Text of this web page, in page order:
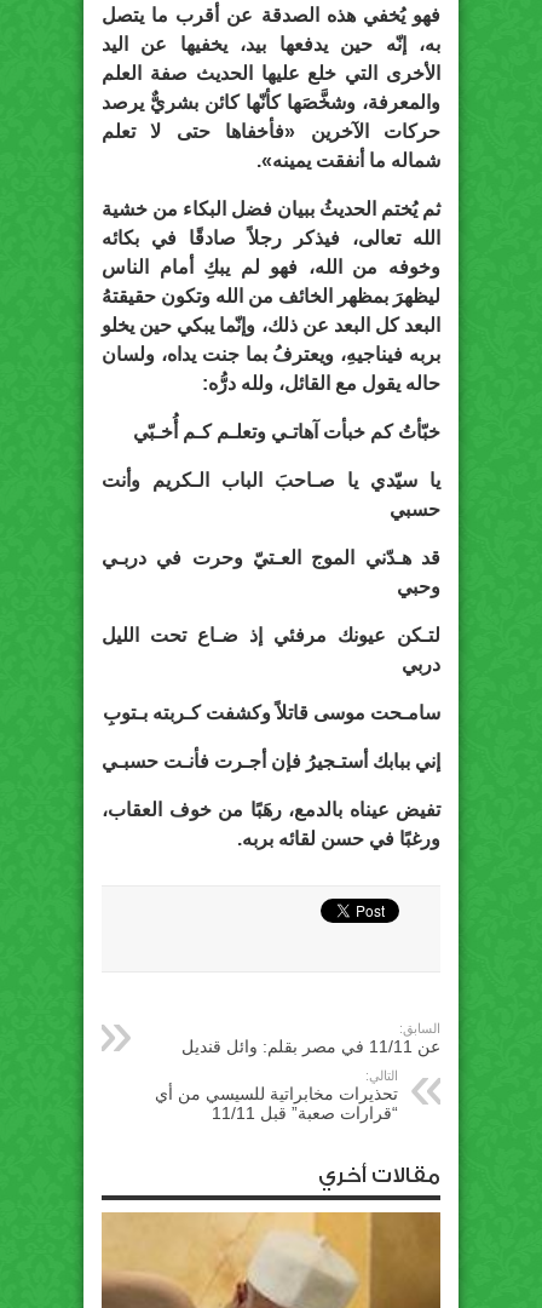
فهو يُخفي هذه الصدقة عن أقرب ما يتصل
به، إنّه حين يدفعها بيد، يخفيها عن اليد
الأخرى التي خلع عليها الحديث صفة العلم
والمعرفة، وشخَّصَها كأنّها كائن بشريٌّ يرصد
حركات الآخرين «فأخفاها حتى لا تعلم
شماله ما أنفقت يمينه».
ثم يُختم الحديثُ ببيان فضل البكاء من خشية
الله تعالى، فيذكر رجلاً صادقًا في بكائه
وخوفه من الله، فهو لم يبكِ أمام الناس
ليظهرَ بمظهر الخائف من الله وتكون حقيقتهُ
البعد كل البعد عن ذلك، وإنّما يبكي حين يخلو
بربه فيناجيهِ، ويعترفُ بما جنت يداه، ولسان
حاله يقول مع القائل، ولله درُّه:
خبّأتُ كم خبأت آهاتـي وتعلـم كـم أُخـبّي
يا سيّدي يا صـاحبَ الباب الـكريم وأنت
حسبي
قد هـدّني الموج العـتيّ وحرت في دربـي
وحبي
لتـكن عيونك مرفئي إذ ضـاع تحت الليل
دربي
سامـحت موسى قاتلاً وكشفت كـربته بـتوبِ
إني ببابك أستـجيرُ فإن أجـرت فأنـت حسبـي
تفيض عيناه بالدمع، رهَبًا من خوف العقاب،
ورغبًا في حسن لقائه بربه.
السابق:
عن 11/11 في مصر بقلم: وائل قنديل
التالي:
تحذيرات مخابراتية للسيسي من أي
“قرارات صعبة” قبل 11/11
مقالات أخري